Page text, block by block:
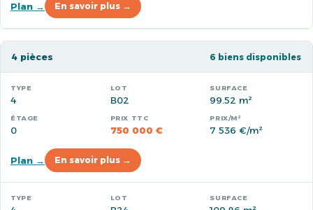
Plan → En savoir plus →
4 pièces 6 biens disponibles
4 B02 99.52 m²
0 750 000 € 7 536 €/m²
Plan → En savoir plus →